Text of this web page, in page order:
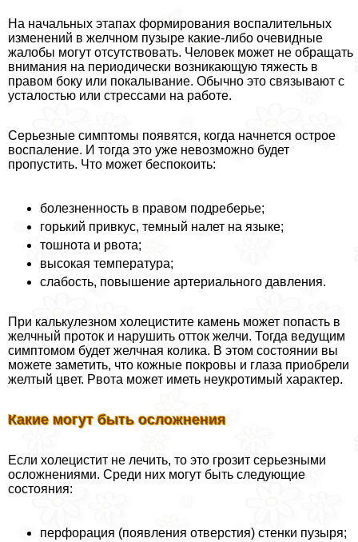
На начальных этапах формирования воспалительных
изменений в желчном пузыре какие-либо очевидные
жалобы могут отсутствовать. Человек может не обращать
внимания на периодически возникающую тяжесть в
правом боку или покалывание. Обычно это связывают с
усталостью или стрессами на работе.
Серьезные симптомы появятся, когда начнется острое
воспаление. И тогда это уже невозможно будет
пропустить. Что может беспокоить:
болезненность в правом подреберье;
горький привкус, темный налет на языке;
тошнота и рвота;
высокая температура;
слабость, повышение артериального давления.
При калькулезном холецистите камень может попасть в
желчный проток и нарушить отток желчи. Тогда ведущим
симптомом будет желчная колика. В этом состоянии вы
можете заметить, что кожные покровы и глаза приобрели
желтый цвет. Рвота может иметь неукротимый хаpaктер.
Какие могут быть осложнения
Если холецистит не лечить, то это грозит серьезными
осложнениями. Среди них могут быть следующие
состояния:
перфорация (появления отверстия) стенки пузыря;